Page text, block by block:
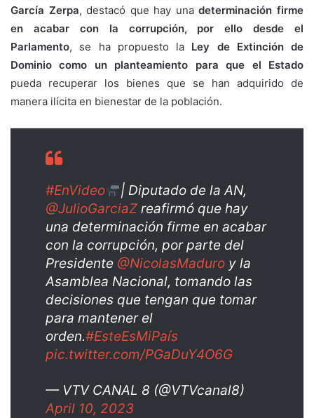
García Zerpa, destacó que hay unadeterminación firme
en acabar con la corrupción, por ello desde el
Parlamento, se ha propuesto la Ley de Extinción de
Dominio como un planteamiento para que el Estado
pueda recuperar los bienes que se han adquirido de
manera ilícita en bienestar de la población.
#EnVideo
| Diputado de la AN,
@JulioGarciaZ reafirmó que hay
una determinación firme en acabar
con la corrupción, por parte del
Presidente @NicolasMaduro y la
Asamblea Nacional, tomando las
decisiones que tengan que tomar
para mantener el
orden.#EsteEsMiPaís
pic.twitter.com/PGaDuY4O6G
— VTV CANAL 8 (@VTVcanal8)
April 10, 2023